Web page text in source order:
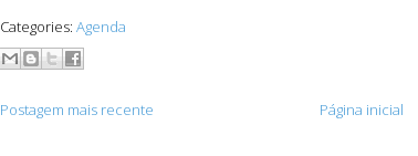
Categories: Agenda
Postagem mais recente Página inicial